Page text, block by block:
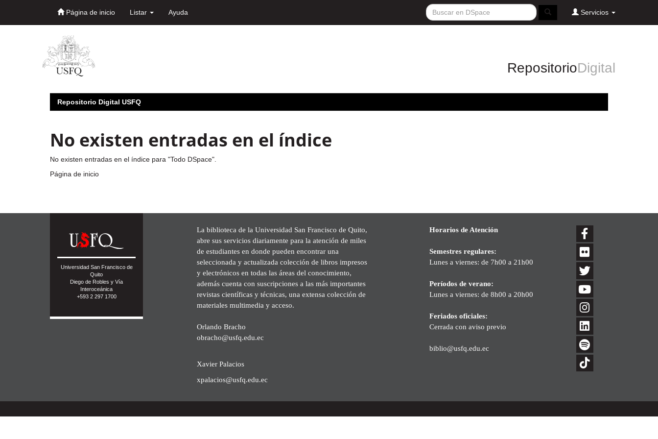
Página de inicio Listar Ayuda Servicios
RepositorioDigital
Repositorio Digital USFQ
No existen entradas en el índice
No existen entradas en el índice para "Todo DSpace".
Página de inicio
Universidad San Francisco de
Quito
Diego de Robles y Vía
Interoceánica
+593 2 297 1700
La biblioteca de la Universidad San Francisco de Quito,
abre sus servicios diariamente para la atención de miles
de estudiantes en donde pueden encontrar una
seleccionada y actualizada colección de libros impresos
y electrónicos en todas las áreas del conocimiento,
además cuenta con suscripciones a las más importantes
revistas científicas y técnicas, una extensa colección de
materiales multimedia y acceso.
Orlando Bracho
obracho@usfq.edu.ec
Xavier Palacios
xpalacios@usfq.edu.ec
Horarios de Atención
Semestres regulares:
Lunes a viernes: de 7h00 a 21h00
Períodos de verano:
Lunes a viernes: de 8h00 a 20h00
Feriados oficiales:
Cerrada con aviso previo
biblio@usfq.edu.ec